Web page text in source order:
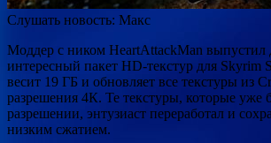
Слушать новость: Макс
Моддер с ником HeartAttackMan выпустил
интересный пакет HD-текстур для Skyrim
весит 19 ГБ и обновляет все текстуры из
разрешения 4К. Те текстуры, которые уже
разрешении, энтузиаст переработал и
низким сжатием.